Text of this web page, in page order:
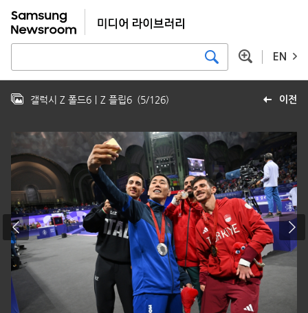
EN
이전
갤럭시 Z 폴드6｜Z 플립6 (5/126)